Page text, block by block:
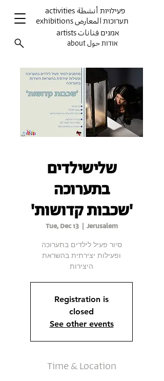
activities פעילויות أنشطة
exhibitions תערוכות المعارض
artists אמנים فنانات
about אודות حول
שלישילדים
בתערוכה
'שכבות קדושות'
Tue, Dec 13
  |
Jerusalem
סיור פעיל לילדים בתערוכה
ופעילות יצירתית בהשראת
היצירות
Registration is
closed
See other events
Time & Location